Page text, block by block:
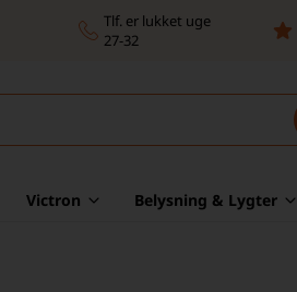
Tlf. er lukket uge
27-32
Victron Belysning & Lygter